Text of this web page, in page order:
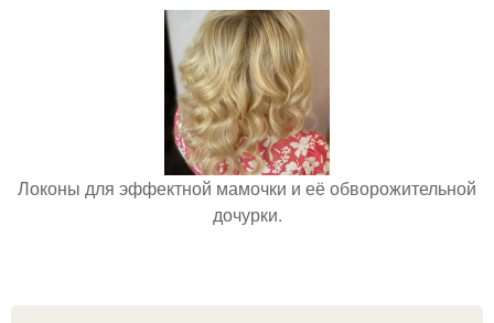
Локоны для эффектной мамочки и её обворожительной
дочурки.